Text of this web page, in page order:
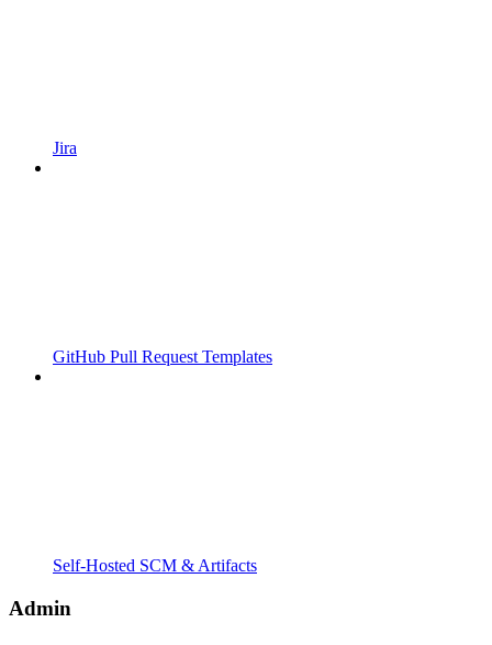
Jira
GitHub Pull Request Templates
Self-Hosted SCM & Artifacts
Admin